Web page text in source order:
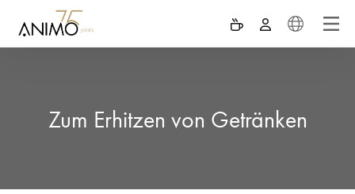
Zum Erhitzen von Getränken